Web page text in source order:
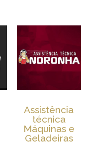
Assistência
técnica
Máquinas e
Geladeiras